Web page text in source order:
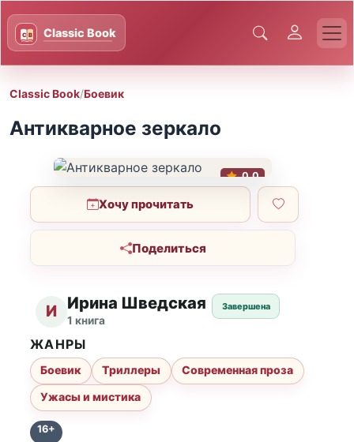
Classic Book/Боевик
Антикварное зеркало
0.0
Хочу прочитать
Поделиться
И Ирина Шведская
1 книга
Завершена
16+
ЖАНРЫ
Боевик Триллеры
Современная проза
Ужасы и мистика